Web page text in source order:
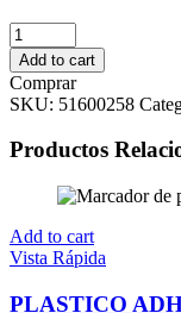
HOJAS
ARIEL
COVER
CARTA
CAFE
OBSCURO
quantity
Add to cart
Comprar
SKU: 51600258
Productos
Add to cart
Vista Rápida
PLASTICO